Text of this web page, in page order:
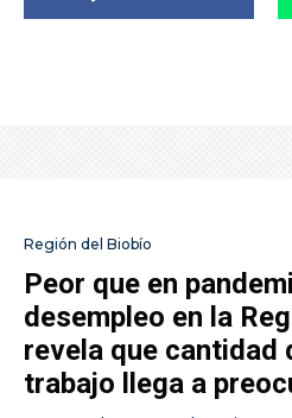
Región del Biobío
Peor que en
desempleo en la
revela que cantidad
trabajo llega a